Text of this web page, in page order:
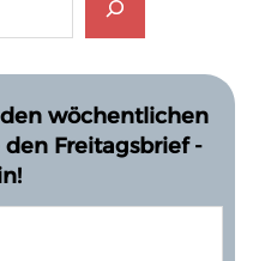
wöchentlichen
Freitagsbrief -